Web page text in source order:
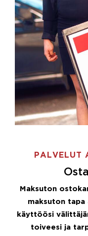
PALVELUT
Maksuton
maksuton tapa
käyttöösi
toiveesi ja